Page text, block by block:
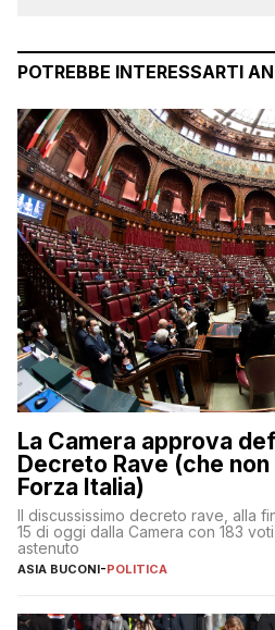
POTREBBE INTERESSARTI
La Camera approva
Decreto Rave (che
Forza Italia)
Il discussissimo decreto rave, alla
15 di oggi dalla Camera con 183
astenuto
ASIA BUCONI-POLITICA